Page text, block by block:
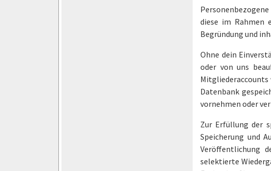
diese im Rahmen
Begründung und
Ohne dein
oder von uns
Mitgliederaccounts
Datenbank
vornehmen oder
Zur Erfüllung der
Speicherung und
Veröffentlichung
selektierte